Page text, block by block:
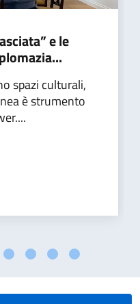
e le
spazi culturali,
è strumento